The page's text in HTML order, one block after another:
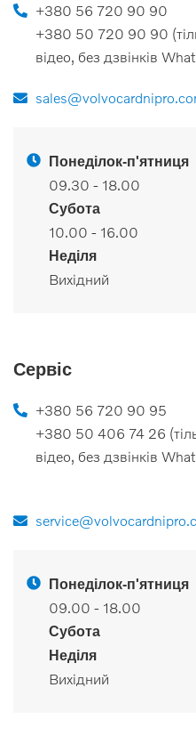
+380 56 720 90 90
+380 50 720 90 90
відео, без дзвінків
Понеділок-п'ятниця
09.30 - 18.00
Субота
10.00 - 16.00
Неділя
Вихідний
Сервіс
+380 56 720 90 95
+380 50 406 74 26
відео, без дзвінків
Понеділок-п'ятниця
09.00 - 18.00
Субота
Неділя
Вихідний